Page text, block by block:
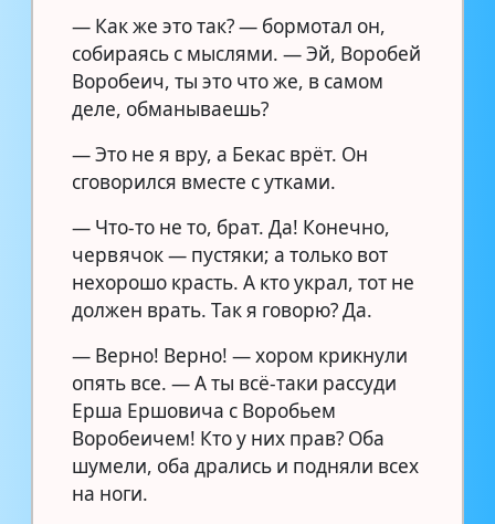
— Как же это так? — бормотал он,
собираясь с мыслями. — Эй, Воробей
Воробеич, ты это что же, в самом
деле, обманываешь?
— Это не я вру, а Бекас врёт. Он
сговорился вместе с утками.
— Что-то не то, брат. Да! Конечно,
червячок — пустяки; а только вот
нехорошо красть. А кто украл, тот не
должен врать. Так я говорю? Да.
— Верно! Верно! — хором крикнули
опять все. — А ты всё-таки рассуди
Ерша Ершовича с Воробьем
Воробеичем! Кто у них прав? Оба
шумели, оба дрались и подняли всех
на ноги.